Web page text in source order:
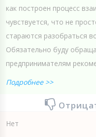
как построен процесс
чувствуется, что не
стараются разобраться
Обязательно буду
предпринимателям
Подробнее >>
Нет